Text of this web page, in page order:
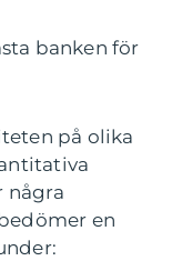
banken för
på olika
några
en